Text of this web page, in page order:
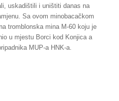
uskadištili i uništiti danas na
Sa ovom minobacačkom
tromblonska mina M-60 koju je
u mjestu Borci kod Konjica a
MUP-a HNK-a.